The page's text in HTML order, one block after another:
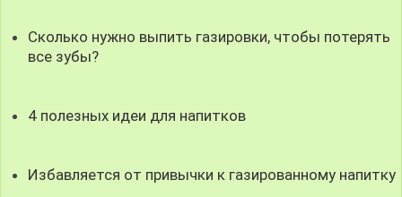
Сколько нужно выпить газировки, чтобы потерять
все зубы?
4 полезных идеи для напитков
Избавляется от привычки к газированному напитку